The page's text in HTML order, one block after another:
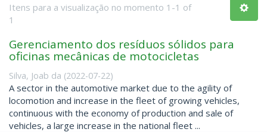
Itens para a visualização no momento 1-1 of
1
Gerenciamento dos resíduos sólidos para
oficinas mecânicas de motocicletas
Silva, Joab da (2022-07-22)
A sector in the automotive market due to the agility of
locomotion and increase in the fleet of growing vehicles,
continuous with the economy of production and sale of
vehicles, a large increase in the national fleet ...